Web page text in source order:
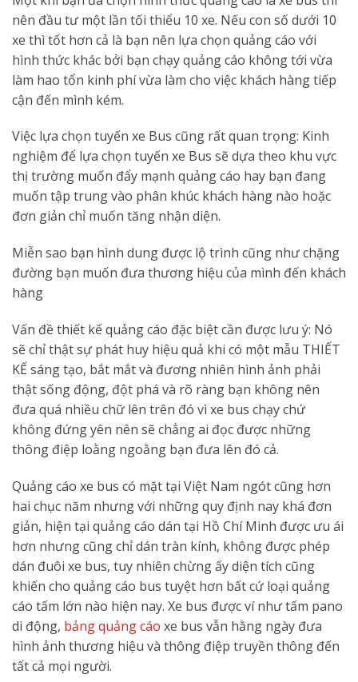
nên đầu tư một lần tối thiểu 10 xe. Nếu con số dưới 10
xe thì tốt hơn cả là bạn nên lựa chọn quảng cáo với
hình thức khác bởi bạn chạy quảng cáo không tới vừa
làm hao tổn kinh phí vừa làm cho việc khách hàng tiếp
cận đến mình kém.
Việc lựa chọn tuyến xe Bus cũng rất quan trọng: Kinh
nghiệm để lựa chọn tuyến xe Bus sẽ dựa theo khu vực
thị trường muốn đẩy mạnh quảng cáo hay bạn đang
muốn tập trung vào phân khúc khách hàng nào hoặc
đơn giản chỉ muốn tăng nhận diện.
Miễn sao bạn hình dung được lộ trình cũng như chặng
đường bạn muốn đưa thương hiệu của mình đến khách
hàng
Vấn đề thiết kế quảng cáo đặc biệt cần được lưu ý: Nó
sẽ chỉ thật sự phát huy hiệu quả khi có một mẫu THIẾT
KẾ sáng tạo, bắt mắt và đương nhiên hình ảnh phải
thật sống động, đột phá và rõ ràng bạn không nên
đưa quá nhiều chữ lên trên đó vì xe bus chạy chứ
không đứng yên nên sẽ chẳng ai đọc được những
thông điệp loằng ngoằng bạn đưa lên đó cả.
Quảng cáo xe bus có mặt tại Việt Nam ngót cũng hơn
hai chục năm nhưng với những quy định nay khá đơn
giản, hiện tại quảng cáo dán tại Hồ Chí Minh được ưu ái
hơn nhưng cũng chỉ dán tràn kính, không được phép
dán đuôi xe bus, tuy nhiên chừng ấy diện tích cũng
khiến cho quảng cáo bus tuyệt hơn bất cứ loại quảng
cáo tấm lớn nào hiện nay. Xe bus được ví như tấm pano
di động, bảng quảng cáo xe bus vẫn hằng ngày đưa
hình ảnh thương hiệu và thông điệp truyền thông đến
tất cả mọi người.